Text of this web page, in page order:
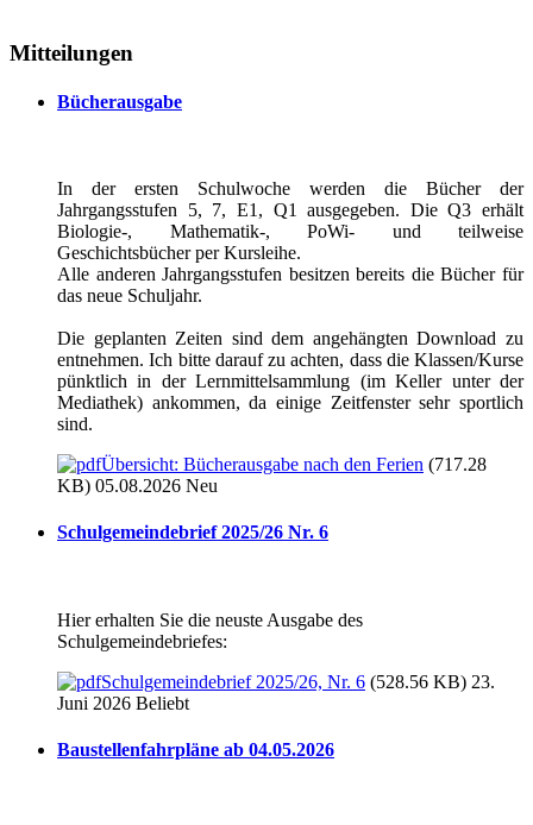
Mitteilungen
Bücherausgabe
In der ersten Schulwoche werden die Bücher der
Jahrgangsstufen 5, 7, E1, Q1 ausgegeben. Die Q3 erhält
Biologie-, Mathematik-, PoWi- und teilweise
Geschichtsbücher per Kursleihe.
Alle anderen Jahrgangsstufen besitzen bereits die Bücher für
das neue Schuljahr.
Die geplanten Zeiten sind dem angehängten Download zu
entnehmen. Ich bitte darauf zu achten, dass die Klassen/Kurse
pünktlich in der Lernmittelsammlung (im Keller unter der
Mediathek) ankommen, da einige Zeitfenster sehr sportlich
sind.
Übersicht: Bücherausgabe nach den Ferien (717.28
KB) 05.08.2026 Neu
Schulgemeindebrief 2025/26 Nr. 6
Hier erhalten Sie die neuste Ausgabe des
Schulgemeindebriefes:
Schulgemeindebrief 2025/26, Nr. 6 (528.56 KB) 23.
Juni 2026 Beliebt
Baustellenfahrpläne ab 04.05.2026